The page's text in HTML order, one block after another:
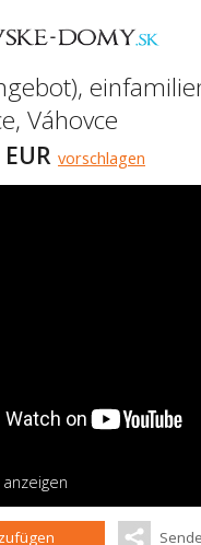
, Váhovce
vorschlagen